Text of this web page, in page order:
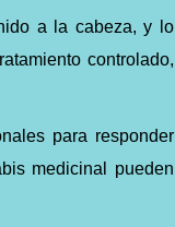
a la cabeza, y lo
controlado,
para responder
medicinal pueden